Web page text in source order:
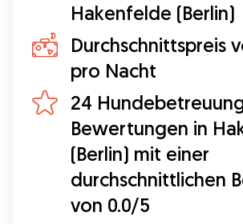
Hakenfelde (Berlin)
Durchschnittspreis
pro Nacht
24
Bewertungen in
(Berlin) mit einer
durchschnittlichen
von 0.0/5